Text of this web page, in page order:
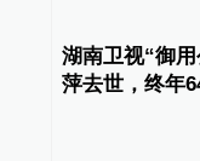
湖南卫视“御
萍去世，终年